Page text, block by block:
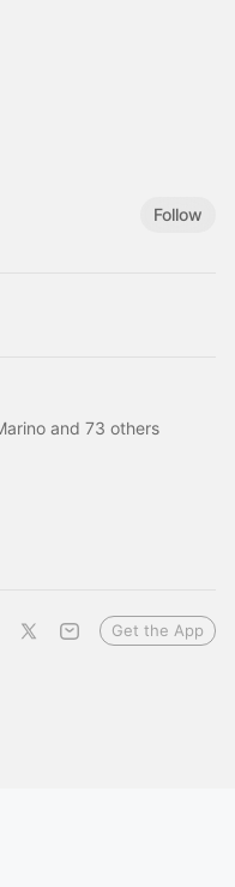
Follow
and 73 others
Get the App